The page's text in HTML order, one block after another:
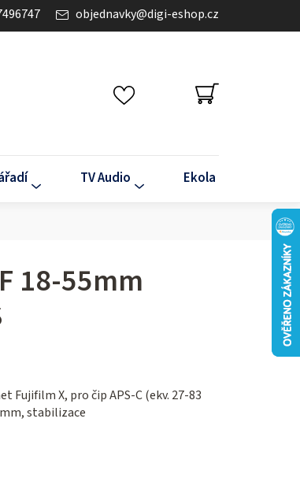
objednavky@digi-eshop.cz
NÁKUPNÍ
KOŠÍK
TV Audio Ekola
18-55mm
X, pro čip APS-C (ekv. 27-83
stabilizace